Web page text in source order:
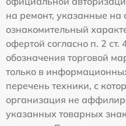
на ремонт, указанные на
ознакомительный
офертой согласно п. 2
обозначения торговой
только в
перечень техники, с
организация не
указанных товарных